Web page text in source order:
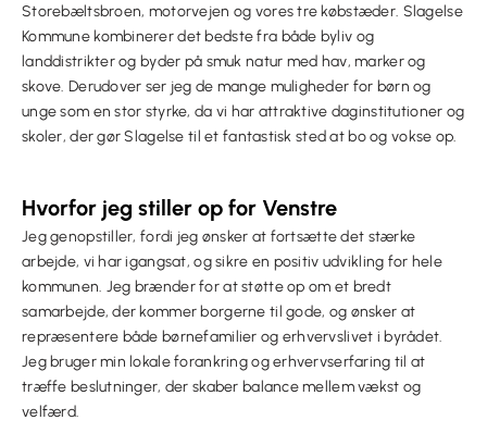
Storebæltsbroen, motorvejen og vores tre købstæder. Slagelse
Kommune kombinerer det bedste fra både byliv og
landdistrikter og byder på smuk natur med hav, marker og
skove. Derudover ser jeg de mange muligheder for børn og
unge som en stor styrke, da vi har attraktive daginstitutioner og
skoler, der gør Slagelse til et fantastisk sted at bo og vokse op.
Hvorfor jeg stiller op for Venstre
Jeg genopstiller, fordi jeg ønsker at fortsætte det stærke
arbejde, vi har igangsat, og sikre en positiv udvikling for hele
kommunen. Jeg brænder for at støtte op om et bredt
samarbejde, der kommer borgerne til gode, og ønsker at
repræsentere både børnefamilier og erhvervslivet i byrådet.
Jeg bruger min lokale forankring og erhvervserfaring til at
træffe beslutninger, der skaber balance mellem vækst og
velfærd.